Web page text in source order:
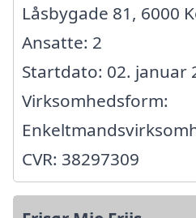
Låsbygade 81, 6000
Ansatte: 2
Startdato: 02. januar
Virksomhedsform:
CVR: 38297309